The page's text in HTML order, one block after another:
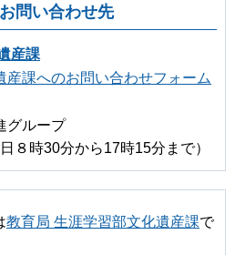
問い合わせ先
産課
産課へのお問い合わせフォーム
グループ
８時30分から17時15分まで）
教育局 生涯学習部文化遺産課で